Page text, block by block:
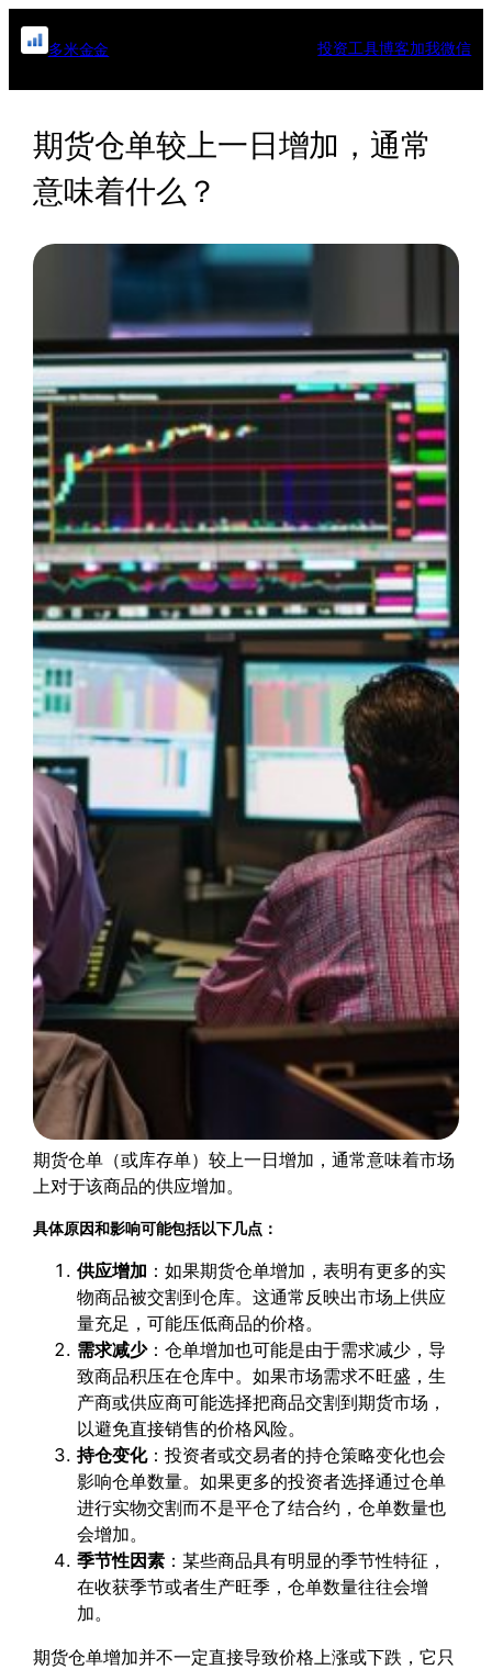
跳
至
多米金金 投资工具博客加我微信
期货仓单较上一日增加，通常
意味着什么？
期货仓单（或库存单）较上一日增加，通常意味着市场
上对于该商品的供应增加。
具体原因和影响可能包括以下几点：
供应增加 ：如果期货仓单增加，表明有更多的实
物商品被交割到仓库。这通常反映出市场上供应
量充足，可能压低商品的价格。
需求减少：仓单增加也可能是由于需求减少，导
致商品积压在仓库中。如果市场需求不旺盛，生
产商或供应商可能选择把商品交割到期货市场，
以避免直接销售的价格风险。
持仓变化：投资者或交易者的持仓策略变化也会
影响仓单数量。如果更多的投资者选择通过仓单
进行实物交割而不是平仓了结合约，仓单数量也
会增加。
季节性因素 ：某些商品具有明显的季节性特征，
在收获季节或者生产旺季，仓单数量往往会增
加。
期货仓单增加并不一定直接导致价格上涨或下跌，它只